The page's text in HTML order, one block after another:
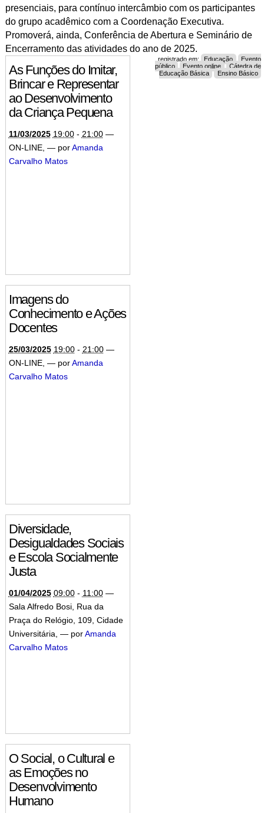
presenciais, para contínuo intercâmbio com os participantes
do grupo acadêmico com a Coordenação Executiva.
Promoverá, ainda, Conferência de Abertura e Seminário de
Encerramento das atividades do ano de 2025.
As Funções do Imitar,
Brincar e Representar
ao Desenvolvimento
da Criança Pequena
11/03/2025 19:00- 21:00 —
ON-LINE, — porAmanda
Carvalho Matos
Imagens do
Conhecimento e Ações
Docentes
25/03/2025 19:00- 21:00 —
ON-LINE, — porAmanda
Carvalho Matos
Diversidade,
Desigualdades Sociais
e Escola Socialmente
Justa
01/04/2025 09:00- 11:00 —
Sala Alfredo Bosi, Rua da
Praça do Relógio, 109, Cidade
Universitária — porAmanda
Carvalho Matos
O Social, o Cultural e
as Emoções no
Desenvolvimento
Humano
registrado em: Educação
Evento
público
Evento online
Cátedra de
Educação Básica
Ensino Básico